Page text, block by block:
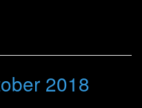
2018